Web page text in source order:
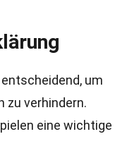
um
zu verhindern.
eine wichtige